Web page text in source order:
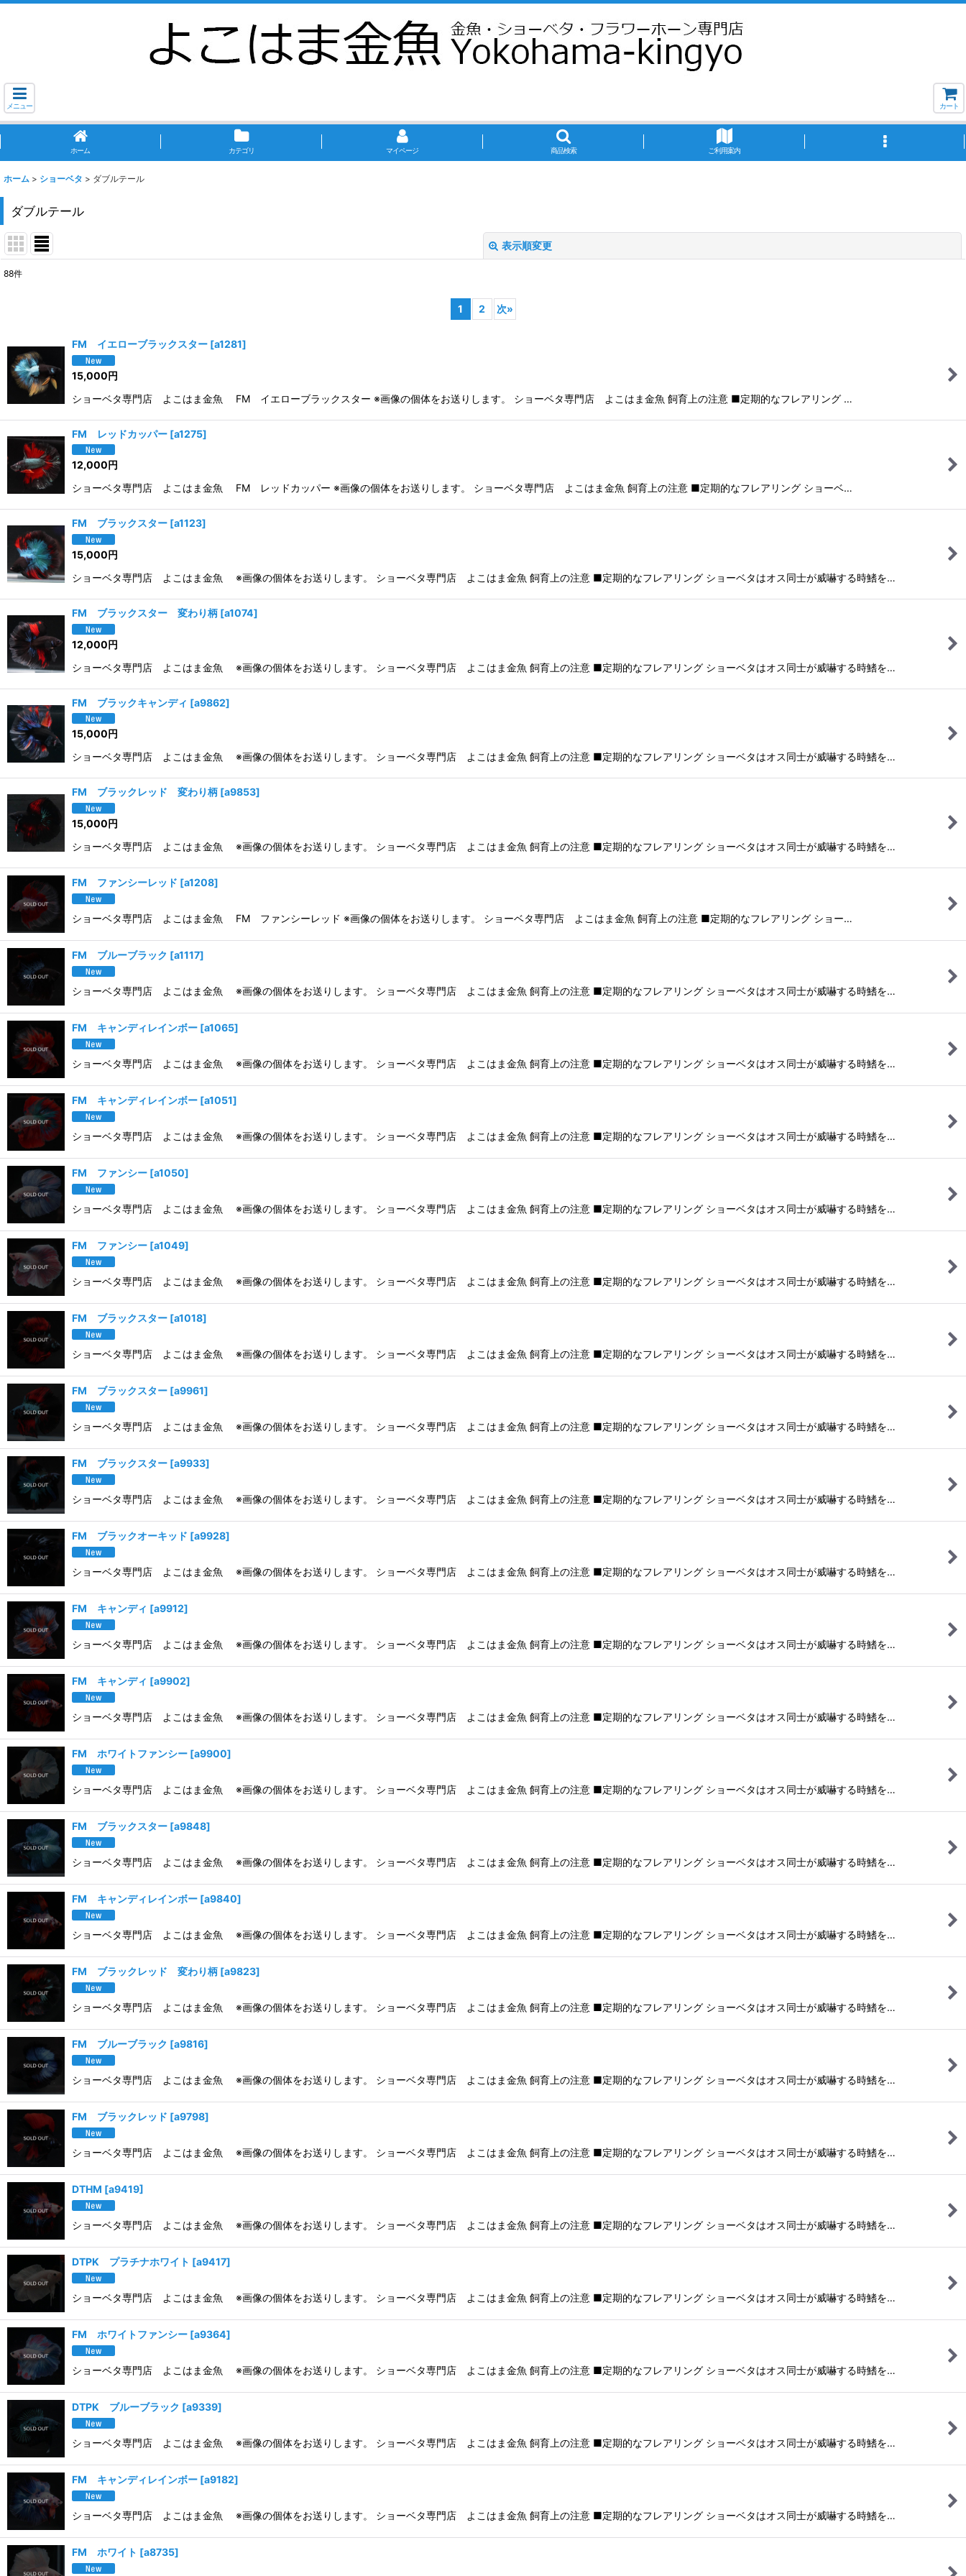
メニュー カート
ホーム カテゴリ マイページ 商品検索 ご利用案内
ホーム > ショーベタ > ダブルテール
ダブルテール
表示順変更
88件
1 2 次»
FM イエローブラックスター [a1281]
15,000円
ショーベタ専門店 よこはま金魚 FM イエローブラックスター ※画像の個体をお送りします。 ショーベタ専門店 よこはま金魚 飼育上の注意 ■定期的なフレアリング …
FM レッドカッパー [a1275]
12,000円
ショーベタ専門店 よこはま金魚 FM レッドカッパー ※画像の個体をお送りします。 ショーベタ専門店 よこはま金魚 飼育上の注意 ■定期的なフレアリング ショーベ…
FM ブラックスター [a1123]
15,000円
ショーベタ専門店 よこはま金魚 ※画像の個体をお送りします。 ショーベタ専門店 よこはま金魚 飼育上の注意 ■定期的なフレアリング ショーベタはオス同士が威嚇する時鰭を…
FM ブラックスター 変わり柄 [a1074]
12,000円
ショーベタ専門店 よこはま金魚 ※画像の個体をお送りします。 ショーベタ専門店 よこはま金魚 飼育上の注意 ■定期的なフレアリング ショーベタはオス同士が威嚇する時鰭を…
FM ブラックキャンディ [a9862]
15,000円
ショーベタ専門店 よこはま金魚 ※画像の個体をお送りします。 ショーベタ専門店 よこはま金魚 飼育上の注意 ■定期的なフレアリング ショーベタはオス同士が威嚇する時鰭を…
FM ブラックレッド 変わり柄 [a9853]
15,000円
ショーベタ専門店 よこはま金魚 ※画像の個体をお送りします。 ショーベタ専門店 よこはま金魚 飼育上の注意 ■定期的なフレアリング ショーベタはオス同士が威嚇する時鰭を…
FM ファンシーレッド [a1208]
ショーベタ専門店 よこはま金魚 FM ファンシーレッド ※画像の個体をお送りします。 ショーベタ専門店 よこはま金魚 飼育上の注意 ■定期的なフレアリング ショー…
FM ブルーブラック [a1117]
ショーベタ専門店 よこはま金魚 ※画像の個体をお送りします。 ショーベタ専門店 よこはま金魚 飼育上の注意 ■定期的なフレアリング ショーベタはオス同士が威嚇する時鰭を…
FM キャンディレインボー [a1065]
ショーベタ専門店 よこはま金魚 ※画像の個体をお送りします。 ショーベタ専門店 よこはま金魚 飼育上の注意 ■定期的なフレアリング ショーベタはオス同士が威嚇する時鰭を…
FM キャンディレインボー [a1051]
ショーベタ専門店 よこはま金魚 ※画像の個体をお送りします。 ショーベタ専門店 よこはま金魚 飼育上の注意 ■定期的なフレアリング ショーベタはオス同士が威嚇する時鰭を…
FM ファンシー [a1050]
ショーベタ専門店 よこはま金魚 ※画像の個体をお送りします。 ショーベタ専門店 よこはま金魚 飼育上の注意 ■定期的なフレアリング ショーベタはオス同士が威嚇する時鰭を…
FM ファンシー [a1049]
ショーベタ専門店 よこはま金魚 ※画像の個体をお送りします。 ショーベタ専門店 よこはま金魚 飼育上の注意 ■定期的なフレアリング ショーベタはオス同士が威嚇する時鰭を…
FM ブラックスター [a1018]
ショーベタ専門店 よこはま金魚 ※画像の個体をお送りします。 ショーベタ専門店 よこはま金魚 飼育上の注意 ■定期的なフレアリング ショーベタはオス同士が威嚇する時鰭を…
FM ブラックスター [a9961]
ショーベタ専門店 よこはま金魚 ※画像の個体をお送りします。 ショーベタ専門店 よこはま金魚 飼育上の注意 ■定期的なフレアリング ショーベタはオス同士が威嚇する時鰭を…
FM ブラックスター [a9933]
ショーベタ専門店 よこはま金魚 ※画像の個体をお送りします。 ショーベタ専門店 よこはま金魚 飼育上の注意 ■定期的なフレアリング ショーベタはオス同士が威嚇する時鰭を…
FM ブラックオーキッド [a9928]
ショーベタ専門店 よこはま金魚 ※画像の個体をお送りします。 ショーベタ専門店 よこはま金魚 飼育上の注意 ■定期的なフレアリング ショーベタはオス同士が威嚇する時鰭を…
FM キャンディ [a9912]
ショーベタ専門店 よこはま金魚 ※画像の個体をお送りします。 ショーベタ専門店 よこはま金魚 飼育上の注意 ■定期的なフレアリング ショーベタはオス同士が威嚇する時鰭を…
FM キャンディ [a9902]
ショーベタ専門店 よこはま金魚 ※画像の個体をお送りします。 ショーベタ専門店 よこはま金魚 飼育上の注意 ■定期的なフレアリング ショーベタはオス同士が威嚇する時鰭を…
FM ホワイトファンシー [a9900]
ショーベタ専門店 よこはま金魚 ※画像の個体をお送りします。 ショーベタ専門店 よこはま金魚 飼育上の注意 ■定期的なフレアリング ショーベタはオス同士が威嚇する時鰭を…
FM ブラックスター [a9848]
ショーベタ専門店 よこはま金魚 ※画像の個体をお送りします。 ショーベタ専門店 よこはま金魚 飼育上の注意 ■定期的なフレアリング ショーベタはオス同士が威嚇する時鰭を…
FM キャンディレインボー [a9840]
ショーベタ専門店 よこはま金魚 ※画像の個体をお送りします。 ショーベタ専門店 よこはま金魚 飼育上の注意 ■定期的なフレアリング ショーベタはオス同士が威嚇する時鰭を…
FM ブラックレッド 変わり柄 [a9823]
ショーベタ専門店 よこはま金魚 ※画像の個体をお送りします。 ショーベタ専門店 よこはま金魚 飼育上の注意 ■定期的なフレアリング ショーベタはオス同士が威嚇する時鰭を…
FM ブルーブラック [a9816]
ショーベタ専門店 よこはま金魚 ※画像の個体をお送りします。 ショーベタ専門店 よこはま金魚 飼育上の注意 ■定期的なフレアリング ショーベタはオス同士が威嚇する時鰭を…
FM ブラックレッド [a9798]
ショーベタ専門店 よこはま金魚 ※画像の個体をお送りします。 ショーベタ専門店 よこはま金魚 飼育上の注意 ■定期的なフレアリング ショーベタはオス同士が威嚇する時鰭を…
DTHM [a9419]
ショーベタ専門店 よこはま金魚 ※画像の個体をお送りします。 ショーベタ専門店 よこはま金魚 飼育上の注意 ■定期的なフレアリング ショーベタはオス同士が威嚇する時鰭を…
DTPK プラチナホワイト [a9417]
ショーベタ専門店 よこはま金魚 ※画像の個体をお送りします。 ショーベタ専門店 よこはま金魚 飼育上の注意 ■定期的なフレアリング ショーベタはオス同士が威嚇する時鰭を…
FM ホワイトファンシー [a9364]
ショーベタ専門店 よこはま金魚 ※画像の個体をお送りします。 ショーベタ専門店 よこはま金魚 飼育上の注意 ■定期的なフレアリング ショーベタはオス同士が威嚇する時鰭を…
DTPK ブルーブラック [a9339]
ショーベタ専門店 よこはま金魚 ※画像の個体をお送りします。 ショーベタ専門店 よこはま金魚 飼育上の注意 ■定期的なフレアリング ショーベタはオス同士が威嚇する時鰭を…
FM キャンディレインボー [a9182]
ショーベタ専門店 よこはま金魚 ※画像の個体をお送りします。 ショーベタ専門店 よこはま金魚 飼育上の注意 ■定期的なフレアリング ショーベタはオス同士が威嚇する時鰭を…
FM ホワイト [a8735]